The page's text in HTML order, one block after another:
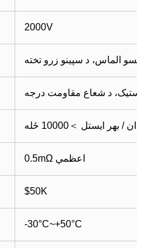
2000V
الماس، د سپینو زرو تخته
/ بهر ایستل ＞10000 ځله
0.5mΩ اعظمي
$50K
-30°C~+50°C